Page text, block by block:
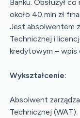
Banku. Obsłużył
około 40 mln zł
Jest absolwentem
Technicznej i
kredytowym – wpis
Wykształcenie:
Absolwent
Technicznej (WAT).